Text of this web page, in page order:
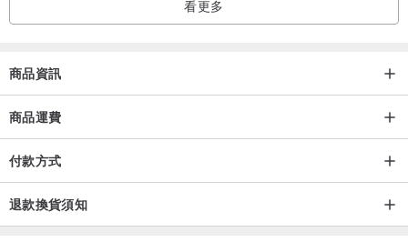
看更多
商品資訊
商品運費
付款方式
退款換貨須知